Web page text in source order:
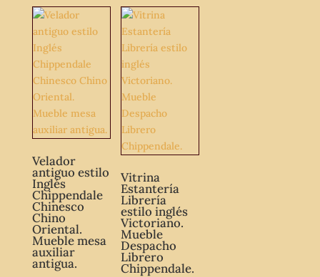
Velador
antiguo estilo
Inglés
Chippendale
Chinesco
Chino
Oriental.
Mueble mesa
auxiliar
antigua.
Vitrina
Estantería
Librería
estilo inglés
Victoriano.
Mueble
Despacho
Librero
Chippendale.